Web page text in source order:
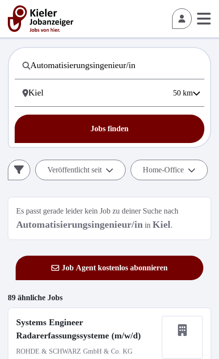
50 km
Jobs finden
Veröffentlicht seit Home-Office
Es passt gerade leider kein Job zu deiner Suche nach
Automatisierungsingenieur/in in Kiel.
Job Agent kostenlos abonnieren
89 ähnliche Jobs
Systems Engineer
Radarerfassungssysteme (m/w/d)
ROHDE & SCHWARZ GmbH & Co. KG